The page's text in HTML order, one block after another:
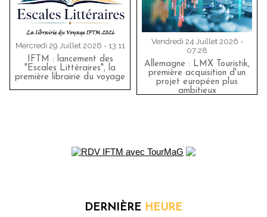
Mercredi 29 Juillet 2026 - 13:11
IFTM : lancement des
"Escales Littéraires", la
première librairie du voyage
Vendredi 24 Juillet 2026 -
07:28
Allemagne : LMX Touristik,
première acquisition d'un
projet européen plus
ambitieux
DERNIÈRE HEURE